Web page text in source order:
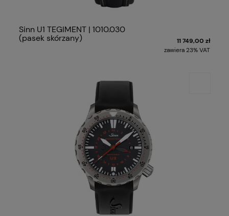
Sinn U1 TEGIMENT | 1010.030
(pasek skórzany)
11 749,00 zł
zawiera 23% VAT